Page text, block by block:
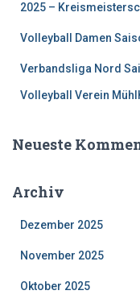
2025 –
Volleyball Damen
Verbandsliga Nord
Volleyball Verein
Neueste
Archiv
Dezember 2025
November 2025
Oktober 2025